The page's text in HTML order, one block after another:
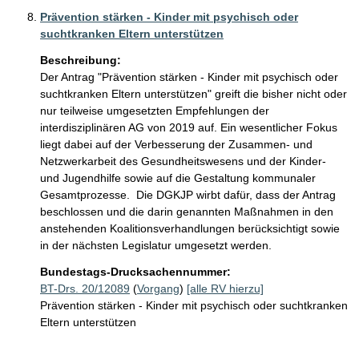
Prävention stärken - Kinder mit psychisch oder
suchtkranken Eltern unterstützen
Beschreibung:
Der Antrag "Prävention stärken - Kinder mit psychisch oder
suchtkranken Eltern unterstützen" greift die bisher nicht oder
nur teilweise umgesetzten Empfehlungen der
interdisziplinären AG von 2019 auf. Ein wesentlicher Fokus
liegt dabei auf der Verbesserung der Zusammen- und
Netzwerkarbeit des Gesundheitswesens und der Kinder-
und Jugendhilfe sowie auf die Gestaltung kommunaler
Gesamtprozesse.  Die DGKJP wirbt dafür, dass der Antrag
beschlossen und die darin genannten Maßnahmen in den
anstehenden Koalitionsverhandlungen berücksichtigt sowie
in der nächsten Legislatur umgesetzt werden.
Bundestags-Drucksachennummer:
BT-Drs. 20/12089 (Vorgang) [alle RV hierzu]
Prävention stärken - Kinder mit psychisch oder suchtkranken
Eltern unterstützen